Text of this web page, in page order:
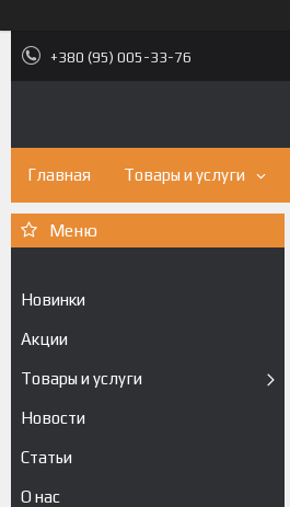
+380 (95) 005-33-76
Главная Товары и услуги
Новинки
Акции
Товары и услуги
Новости
Статьи
О нас